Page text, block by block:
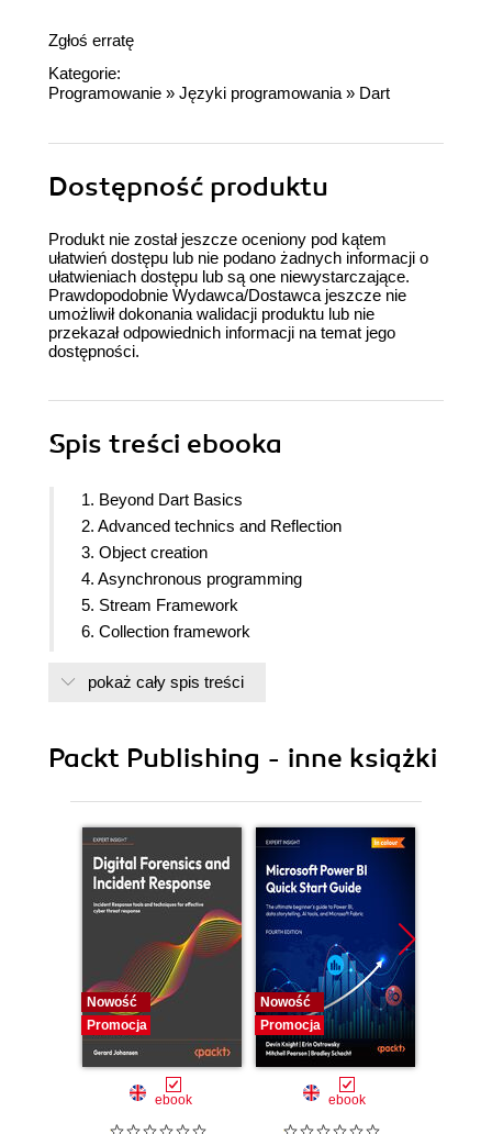
Zgłoś erratę
Kategorie:
Programowanie » Języki programowania » Dart
Dostępność produktu
Produkt nie został jeszcze oceniony pod kątem
ułatwień dostępu lub nie podano żadnych informacji o
ułatwieniach dostępu lub są one niewystarczające.
Prawdopodobnie Wydawca/Dostawca jeszcze nie
umożliwił dokonania walidacji produktu lub nie
przekazał odpowiednich informacji na temat jego
dostępności.
Spis treści ebooka
1. Beyond Dart Basics
2. Advanced technics and Reflection
3. Object creation
4. Asynchronous programming
5. Stream Framework
6. Collection framework
8. Internalization and Localization
11. Support other Html 5 features
pokaż cały spis treści
Packt Publishing - inne książki
Nowość
Promocja
ebook
Nowość
Promocja
ebook